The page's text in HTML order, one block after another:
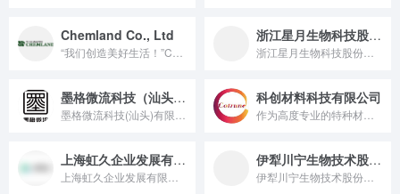
Chemland Co., Ltd 浙江星月生物科技股份有限公司
墨格微流科技（汕头）有限公司 科创材料科技有限公司
上海虹久企业发展有限公司 伊犁川宁生物技术股份有限公司